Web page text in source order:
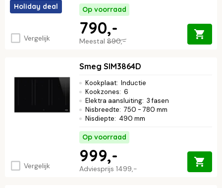
Holiday deal
Vergelijk
Op voorraad
Meestal 890,-
790,-
Vergelijk
Smeg SIM3864D
Kookplaat: Inductie
Kookzones: 6
Elektra aansluiting: 3 fasen
Nisbreedte: 750 - 780 mm
Nisdiepte: 490 mm
Op voorraad
Adviesprijs 1499,-
999,-